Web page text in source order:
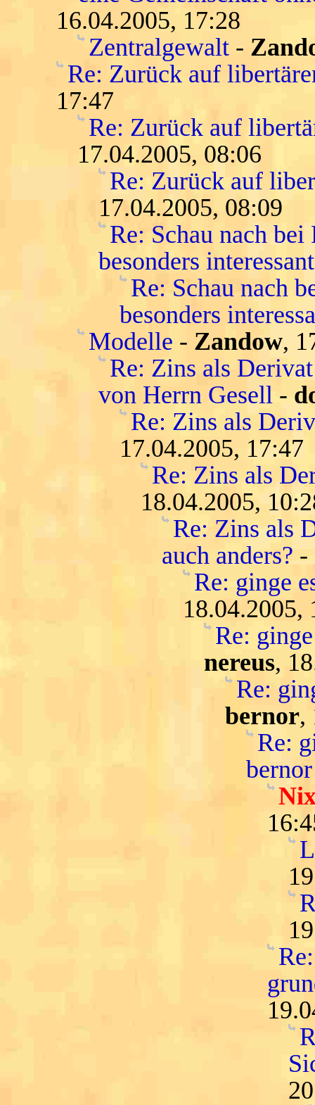
16.04.2005, 17:28
Zentralgewalt -
Re: Zurück auf
17:47
Re: Zurück auf
17.04.2005, 08:06
Re: Zurück auf
17.04.2005, 08:09
Re: Schau nach
besonders interessant
Re: Schau nach
besonders
Modelle - Zandow,
Re: Zins als
von Herrn Gesell -
Re: Zins als
17.04.2005, 17:47
Re: Zins als
18.04.2005,
Re: Zins als
auch anders? -
Re: ginge
18.04.2005,
Re:
nereus,
Re:
bernor,
Re:
bernor